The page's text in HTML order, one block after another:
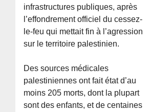
infrastructures publiques, après
l’effondrement officiel du cessez-
le-feu qui mettait fin à l’agression
sur le territoire palestinien.
Des sources médicales
palestiniennes ont fait état d’au
moins 205 morts, dont la plupart
sont des enfants, et de centaines